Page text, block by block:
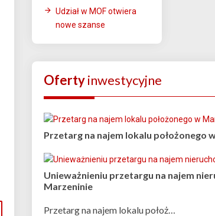
Udział w MOF otwiera
nowe szanse
Ofertyinwestycyjne
Przetarg na najem lokalu położonego
Unieważnieniu przetargu na najem
Marzeninie
Przetarg na najem lokalu położ…